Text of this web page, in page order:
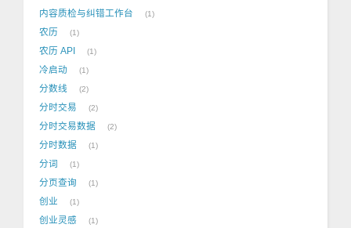
内容质检与纠错工作台 1
农历 1
农历 API 1
冷启动 1
分数线 2
分时交易 2
分时交易数据 2
分时数据 1
分词 1
分页查询 1
创业 1
创业灵感 1